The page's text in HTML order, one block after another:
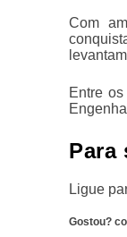
Com
Entre
Para
Ligue
Gostou?